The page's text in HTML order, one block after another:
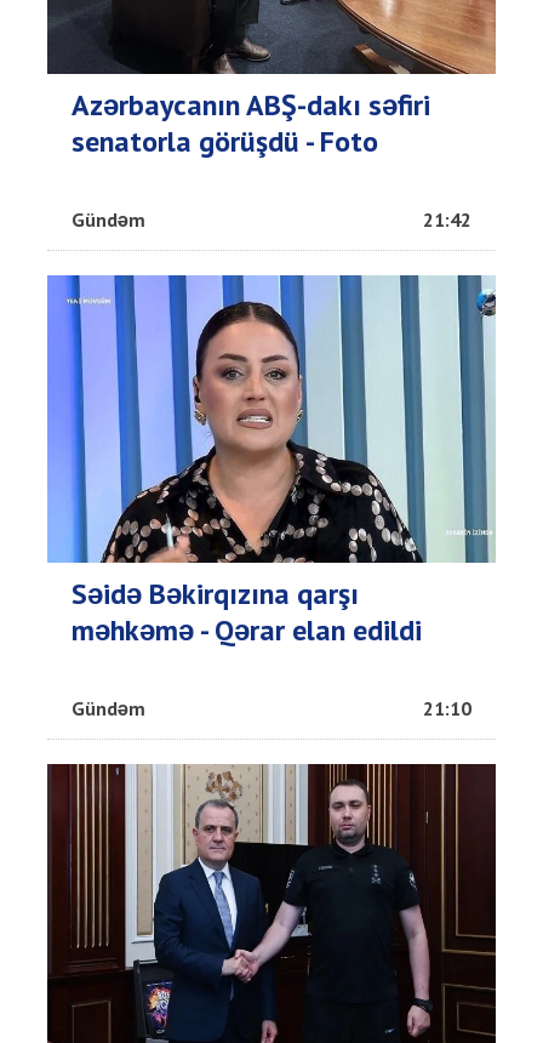
Azərbaycanın ABŞ-dakı səfiri
senatorla görüşdü - Foto
Gündəm 21:42
Səidə Bəkirqızına qarşı
məhkəmə - Qərar elan edildi
Gündəm 21:10